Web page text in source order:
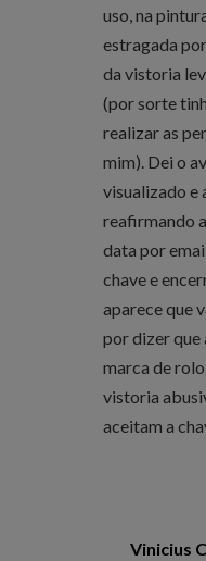
uso, na
estragada
da vistoria
(por sorte
realizar as
mim). Dei o
visualizado e
reafirmando
data por
chave e
aparece que
por dizer que
marca de
vistoria
aceitam a
Vinicius